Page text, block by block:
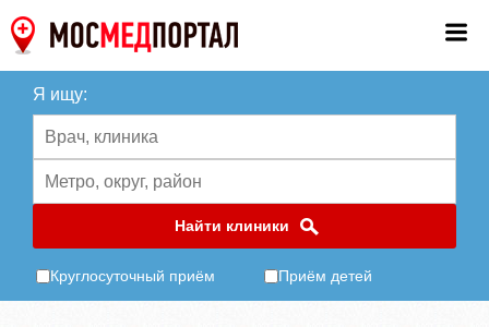
Я ищу:
Найти клиники
Круглосуточный приём Приём детей